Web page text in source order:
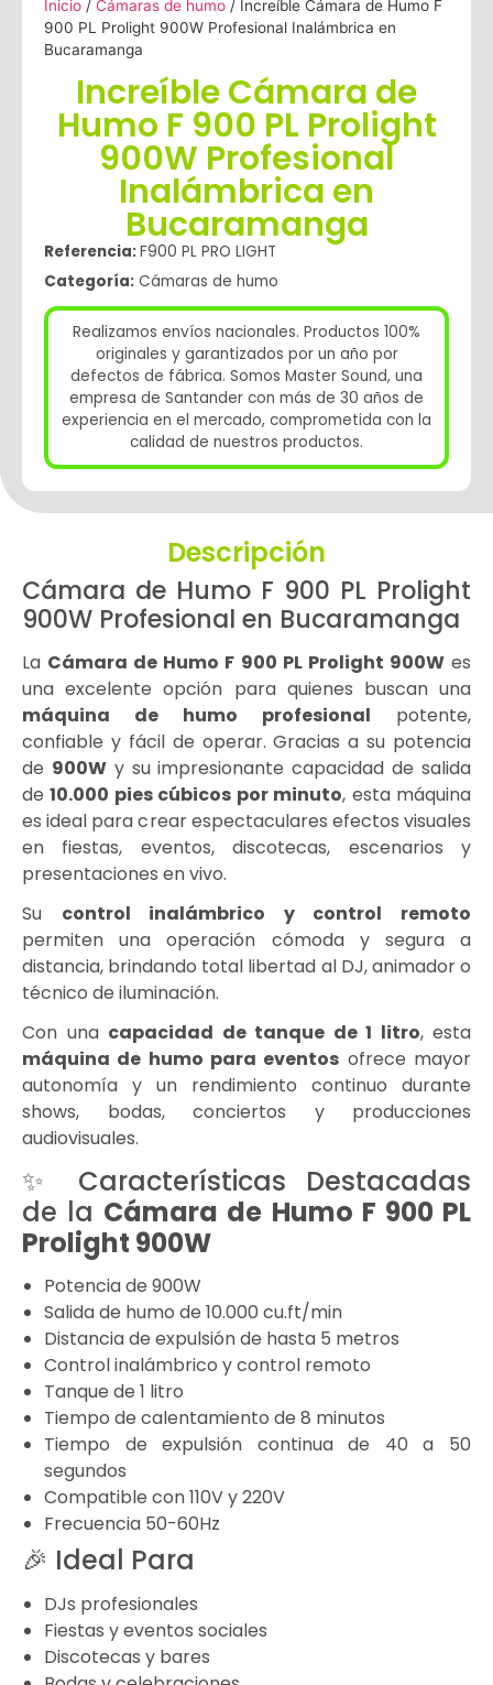
Inicio / Cámaras de humo / Increíble Cámara de Humo F
900 PL Prolight 900W Profesional Inalámbrica en
Bucaramanga
Increíble Cámara de
Humo F 900 PL Prolight
900W Profesional
Inalámbrica en
Bucaramanga
Referencia:F900 PL PRO LIGHT
Categoría: Cámaras de humo
Realizamos envíos nacionales. Productos 100%
originales y garantizados por un año por
defectos de fábrica. Somos Master Sound, una
empresa de Santander con más de 30 años de
experiencia en el mercado, comprometida con la
calidad de nuestros productos.
Descripción
Cámara de Humo F 900 PL Prolight
900W Profesional en Bucaramanga
La Cámara de Humo F 900 PL Prolight 900Wes
una excelente opción para quienes buscan una
máquina de humo profesional potente,
confiable y fácil de operar. Gracias a su potencia
de 900Wy su impresionante capacidad de salida
de10.000 pies cúbicos por minuto, esta máquina
es ideal para crear espectaculares efectos visuales
en fiestas, eventos, discotecas, escenarios y
presentaciones en vivo.
Su control inalámbrico y control remoto
permiten una operación cómoda y segura a
distancia, brindando total libertad al DJ, animador o
técnico de iluminación.
Con una capacidad de tanque de 1 litro, esta
máquina de humo para eventos ofrece mayor
autonomía y un rendimiento continuo durante
shows, bodas, conciertos y producciones
audiovisuales.
✨ Características Destacadas
de la Cámara de Humo F 900 PL
Prolight 900W
Potencia de 900W
Salida de humo de 10.000 cu.ft/min
Distancia de expulsión de hasta 5 metros
Control inalámbrico y control remoto
Tanque de 1 litro
Tiempo de calentamiento de 8 minutos
Tiempo de expulsión continua de 40 a 50
segundos
Compatible con 110V y 220V
Frecuencia 50-60Hz
🎉 Ideal Para
DJs profesionales
Fiestas y eventos sociales
Discotecas y bares